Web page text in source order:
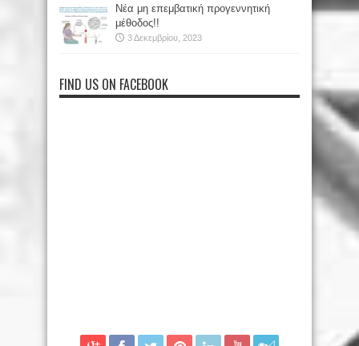
Νέα μη επεμβατική προγεννητική
μέθοδος!!
3 Δεκεμβρίου, 2023
FIND US ON FACEBOOK